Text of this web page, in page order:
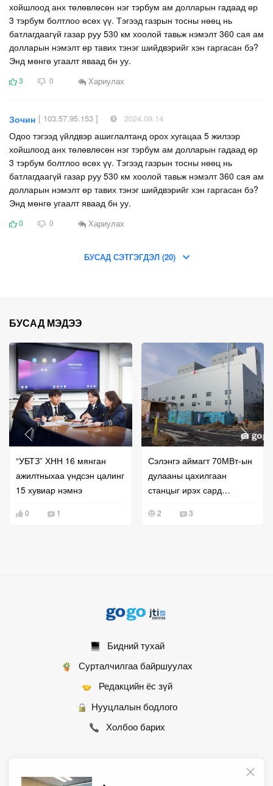
хойшлоод анх төлөвлөсөн нэг тэрбум ам долларын гадаад өр
3 тэрбум болтлоо өсөх үү. Тэгээд газрын тосны нөөц нь
батлагдаагүй газар руу 530 км хоолой тавьж нэмэлт 360 сая ам
долларын нэмэлт өр тавих тэнэг шийдвэрийг хэн гаргасан бэ?
Энд мөнгө угаалт яваад бн уу.
3 0 Хариулах
Зочин [ 103.57.95.153 ] 2024.09.14
Одоо тэгээд үйлдвэр ашиглалтанд орох хугацаа 5 жилээр
хойшлоод анх төлөвлөсөн нэг тэрбум ам долларын гадаад өр
3 тэрбум болтлоо өсөх үү. Тэгээд газрын тосны нөөц нь
батлагдаагүй газар руу 530 км хоолой тавьж нэмэлт 360 сая ам
долларын нэмэлт өр тавих тэнэг шийдвэрийг хэн гаргасан бэ?
Энд мөнгө угаалт яваад бн уу.
0 0 Хариулах
БУСАД СЭТГЭГДЭЛ (20)
БУСАД МЭДЭЭ
“УБТЗ” ХНН 16 мянган
ажилтныхаа үндсэн цалинг
15 хувиар нэмнэ
0 1
Сэлэнгэ аймагт 70МВт-ын
дулааны цахилгаан
станцыг ирэх сард
2 3
Бидний тухай
Сурталчилгаа байршуулах
Редакцийн ёс зүй
Нууцлалын бодлого
Холбоо барих
© 2007 - 2026 Монгол Контент ХХК • Бүх эрх хуулиар хамгаалагдсан